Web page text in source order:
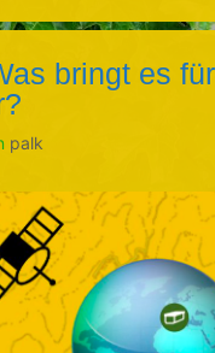
bringt es
palk